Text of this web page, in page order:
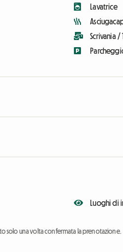
Lavatrice
Scrivania /
Luoghi di
solo una volta confermata la prenotazione.